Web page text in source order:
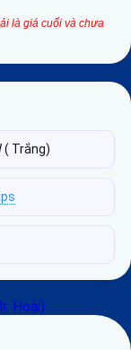
là giá cuối và chưa
( Trắng)
Hoài)